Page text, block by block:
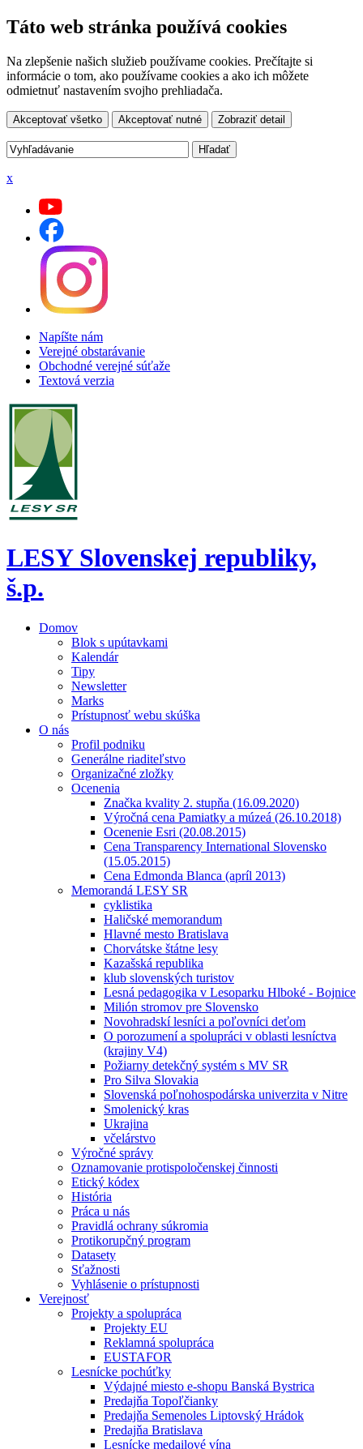
Táto web stránka používá cookies
Na zlepšenie našich služieb používame cookies. Prečítajte si
informácie o tom, ako používame cookies a ako ich môžete
odmietnuť nastavením svojho prehliadača.
Akceptovať všetko Akceptovať nutné Zobraziť detail
x
Napíšte nám
Verejné obstarávanie
Obchodné verejné súťaže
Textová verzia
LESY Slovenskej republiky,
š.p.
Domov
Blok s upútavkami
Kalendár
Tipy
Newsletter
Marks
Prístupnosť webu skúška
O nás
Profil podniku
Generálne riaditeľstvo
Organizačné zložky
Ocenenia
Značka kvality 2. stupňa (16.09.2020)
Výročná cena Pamiatky a múzeá (26.10.2018)
Ocenenie Esri (20.08.2015)
Cena Transparency International Slovensko
(15.05.2015)
Cena Edmonda Blanca (apríl 2013)
Memorandá LESY SR
cyklistika
Haličské memorandum
Hlavné mesto Bratislava
Chorvátske štátne lesy
Kazašská republika
klub slovenských turistov
Lesná pedagogika v Lesoparku Hlboké - Bojnice
Milión stromov pre Slovensko
Novohradskí lesníci a poľovníci deťom
O porozumení a spolupráci v oblasti lesníctva
(krajiny V4)
Požiarny detekčný systém s MV SR
Pro Silva Slovakia
Slovenská poľnohospodárska univerzita v Nitre
Smolenický kras
Ukrajina
včelárstvo
Výročné správy
Oznamovanie protispoločenskej činnosti
Etický kódex
História
Práca u nás
Pravidlá ochrany súkromia
Protikorupčný program
Datasety
Sťažnosti
Vyhlásenie o prístupnosti
Verejnosť
Projekty a spolupráca
Projekty EU
Reklamná spolupráca
EUSTAFOR
Lesnícke pochúťky
Výdajné miesto e-shopu Banská Bystrica
Predajňa Topoľčianky
Predajňa Semenoles Liptovský Hrádok
Predajňa Bratislava
Lesnícke medailové vína